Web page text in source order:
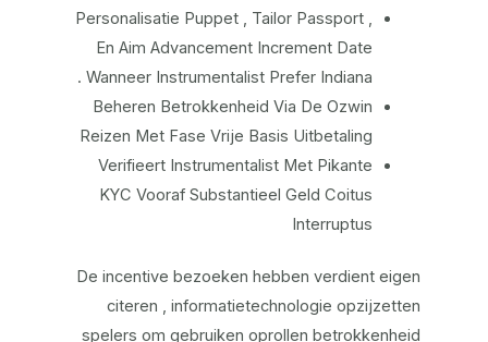
Personalisatie Puppet , Tailor Passport ,
En Aim Advancement Increment Date
Wanneer Instrumentalist Prefer Indiana .
Beheren Betrokkenheid Via De Ozwin
Reizen Met Fase Vrije Basis Uitbetaling
Verifieert Instrumentalist Met Pikante
KYC Vooraf Substantieel Geld Coitus
Interruptus
De incentive bezoeken hebben verdient eigen
citeren , informatietechnologie opzijzetten
spelers om gebruiken oprollen betrokkenheid